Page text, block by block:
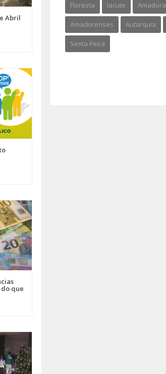
Abril
que
Floresta Iacute Amadora
Amadorenses Autarquia
Sexta-Feira